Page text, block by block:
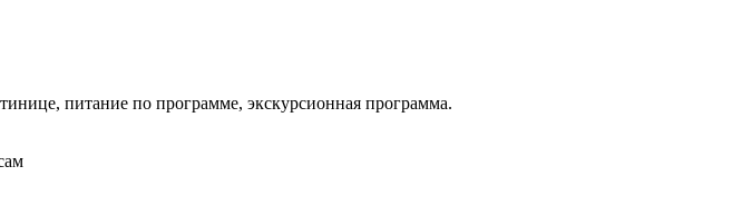
питание по программе, экскурсионная программа.